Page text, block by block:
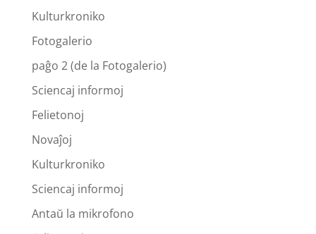
Kulturkroniko
Fotogalerio
paĝo 2 (de la Fotogalerio)
Sciencaj informoj
Felietonoj
Novaĵoj
Kulturkroniko
Sciencaj informoj
Antaŭ la mikrofono